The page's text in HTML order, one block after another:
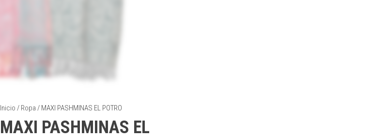
Inicio / Ropa / MAXI PASHMINAS EL POTRO
MAXI PASHMINAS EL